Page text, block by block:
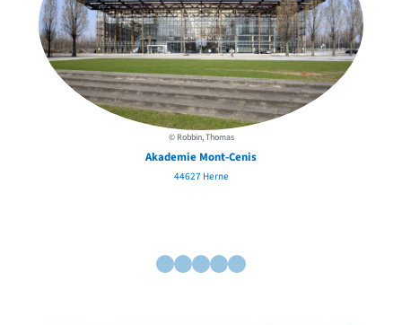
© Robbin, Thomas
Akademie Mont-Cenis
44627 Herne